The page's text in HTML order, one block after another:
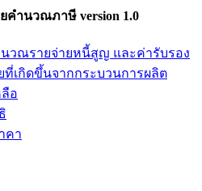
คำนวณภาษี version 1.0
วณรายจ่ายหนี้สูญ และค่ารับรอง
ที่เกิดขึ้นจากกระบวนการผลิต
อ
คา